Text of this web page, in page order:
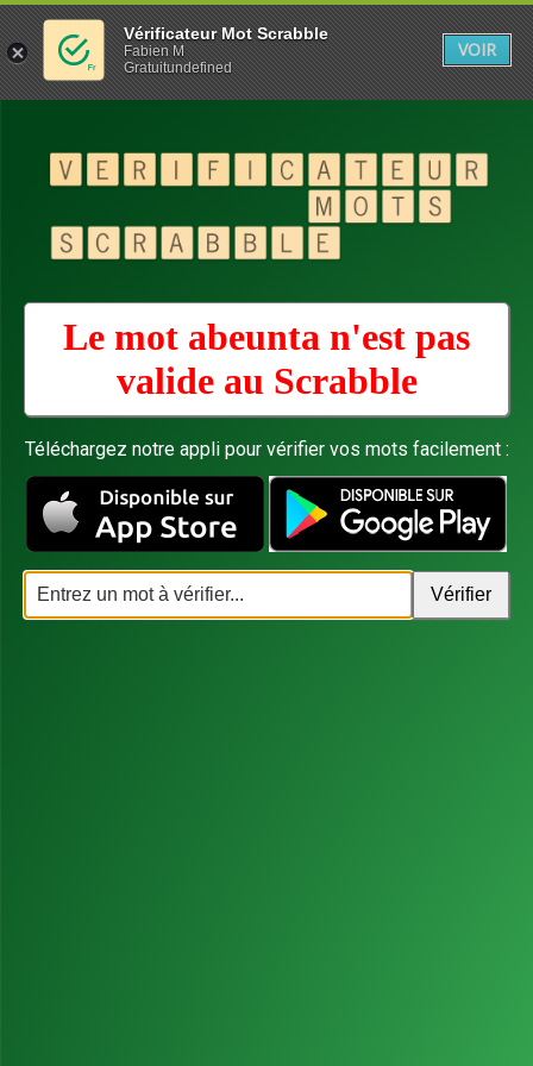
Le mot abeunta n'est pas
valide au Scrabble
Téléchargez notre appli pour vérifier vos mots facilement :
Vérificateur Mot Scrabble
Fabien M
Gratuitundefined
VOIR